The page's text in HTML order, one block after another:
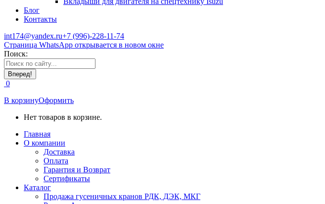
Блог
Контакты
int174@yandex.ru+7 (996)-228-11-74
Страница WhatsApp открывается в новом окне
Поиск:
0
В корзинуОформить
Нет товаров в корзине.
Главная
О компании
Доставка
Оплата
Гарантия и Возврат
Сертификаты
Каталог
Продажа гусеничных кранов РДК, ДЭК, МКГ